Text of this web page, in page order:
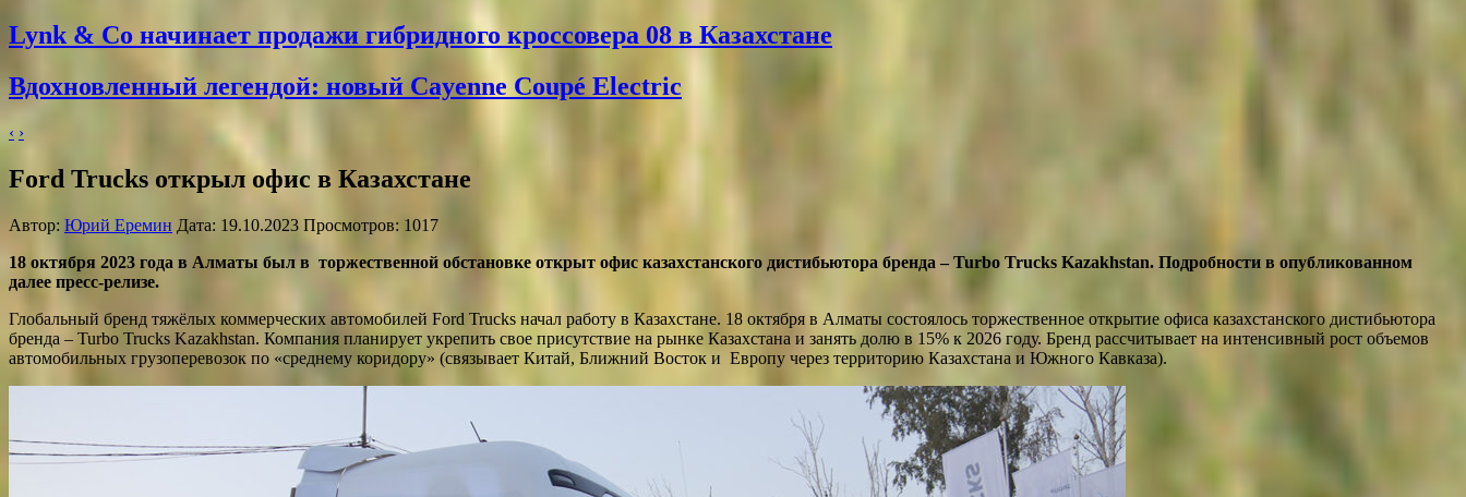
Lynk & Co начинает продажи гибридного кроссовера 08 в Казахстане
Вдохновленный легендой: новый Cayenne Coupé Electric
‹ ›
Ford Trucks открыл офис в Казахстане
Автор: Юрий Еремин Дата: 19.10.2023 Просмотров: 1017
18 октября 2023 года в Алматы был в торжественной обстановке открыт офис казахстанского дистибьютора бренда – Turbo Trucks Kazakhstan. Подробности в опубликованном
далее пресс-релизе.
Глобальный бренд тяжёлых коммерческих автомобилей Ford Trucks начал работу в Казахстане. 18 октября в Алматы состоялось торжественное открытие офиса казахстанского дистибьютора
бренда – Turbo Trucks Kazakhstan. Компания планирует укрепить свое присутствие на рынке Казахстана и занять долю в 15% к 2026 году. Бренд рассчитывает на интенсивный рост объемов
автомобильных грузоперевозок по «среднему коридору» (связывает Китай, Ближний Восток и Европу через территорию Казахстана и Южного Кавказа).